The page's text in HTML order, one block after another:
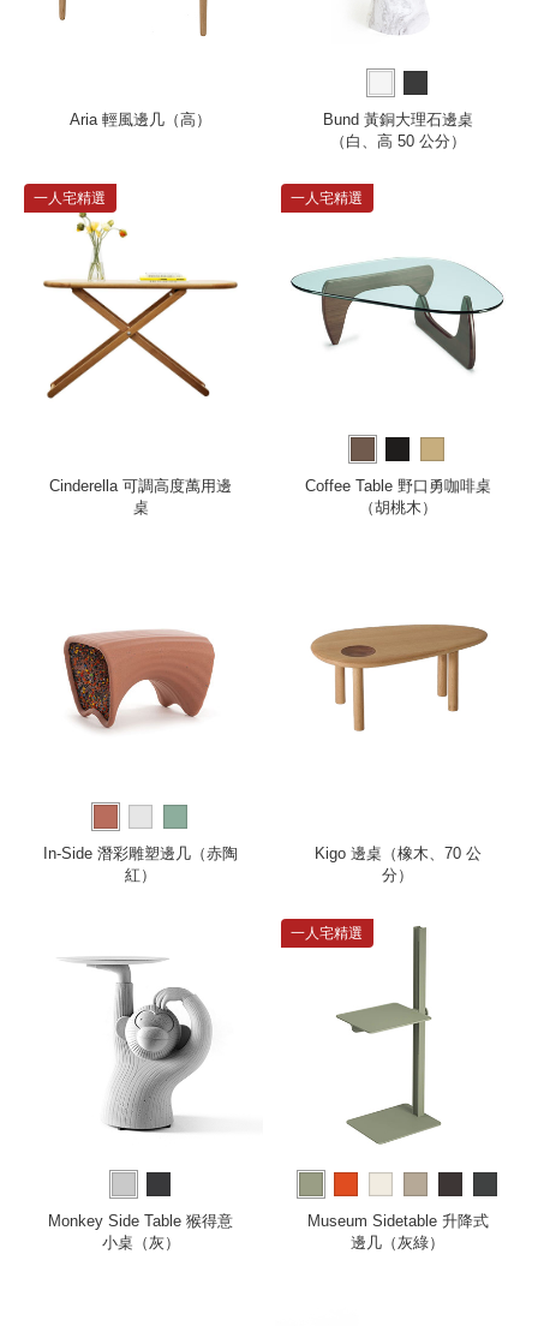
Aria 輕風邊几（高）
Bund 黃銅大理石邊桌
（白、高 50 公分）
一人宅精選
Cinderella 可調高度萬用邊
桌
一人宅精選
Coffee Table 野口勇咖啡桌
（胡桃木）
In-Side 潛彩雕塑邊几（赤陶
紅）
Kigo 邊桌（橡木、70 公
分）
Monkey Side Table 猴得意
小桌（灰）
一人宅精選
more
Museum Sidetable 升降式
邊几（灰綠）